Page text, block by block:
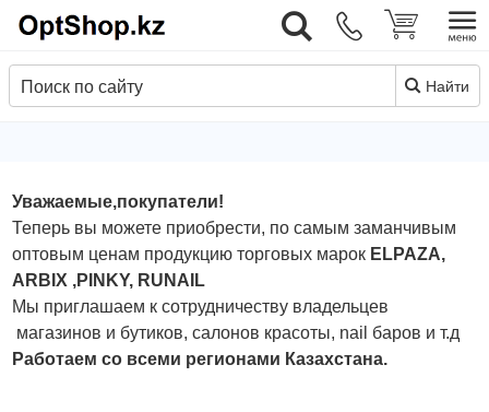
Найти
Уважаемые,покупатели!
Теперь вы можете приобрести, по самым заманчивым
оптовым ценам продукцию торговых марок ELPAZA,
ARBIX ,PINKY, RUNAIL
Мы приглашаем к сотрудничеству владельцев
магазинов и бутиков, салонов красоты, nail баров и т.д
Работаем со всеми регионами Казахстана.